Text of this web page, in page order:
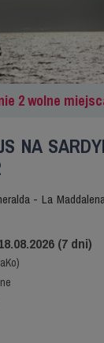
2 wolne
NA
- La
(7 dni)